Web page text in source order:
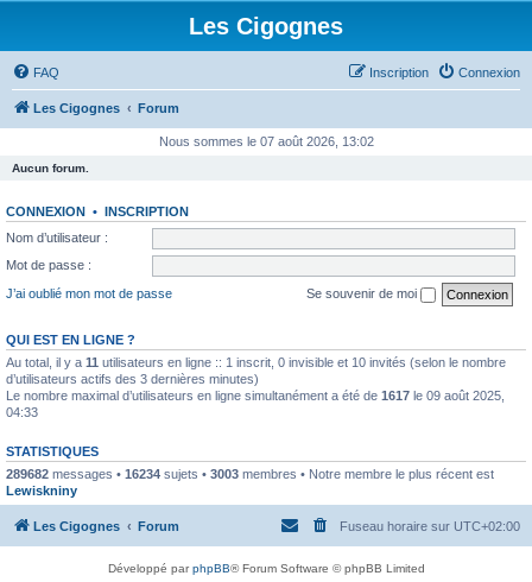
Les Cigognes
FAQ Connexion
Inscription
Les Cigognes Forum
Nous sommes le 07 août 2026, 13:02
Aucun forum.
CONNEXION • INSCRIPTION
Nom d’utilisateur :
Mot de passe :
J’ai oublié mon mot de passe
Se souvenir de moi
QUI EST EN LIGNE ?
Au total, il y a 11 utilisateurs en ligne :: 1 inscrit, 0 invisible et 10 invités (selon le nombre
d’utilisateurs actifs des 3 dernières minutes)
Le nombre maximal d’utilisateurs en ligne simultanément a été de 1617 le 09 août 2025,
04:33
STATISTIQUES
289682 messages • 16234 sujets • 3003 membres • Notre membre le plus récent est
Lewiskniny
Les Cigognes Forum Fuseau horaire sur UTC+02:00
Développé parphpBB® Forum Software © phpBB Limited